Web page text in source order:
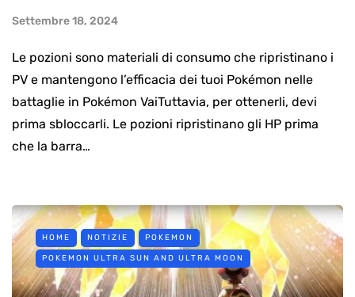
Settembre 18, 2024
Le pozioni sono materiali di consumo che ripristinano i
PV e mantengono l’efficacia dei tuoi Pokémon nelle
battaglie in Pokémon VaiTuttavia, per ottenerli, devi
prima sbloccarli. Le pozioni ripristinano gli HP prima
che la barra…
HOME NOTIZIE POKEMON
POKEMON ULTRA SUN AND ULTRA MOON